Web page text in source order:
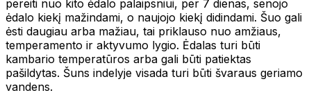
pereiti nuo kito ėdalo palaipsniui, per 7 dienas, senojo
ėdalo kiekį mažindami, o naujojo kiekį didindami. Šuo gali
ėsti daugiau arba mažiau, tai priklauso nuo amžiaus,
temperamento ir aktyvumo lygio. Ėdalas turi būti
kambario temperatūros arba gali būti patiektas
pašildytas. Šuns indelyje visada turi būti švaraus geriamo
vandens.